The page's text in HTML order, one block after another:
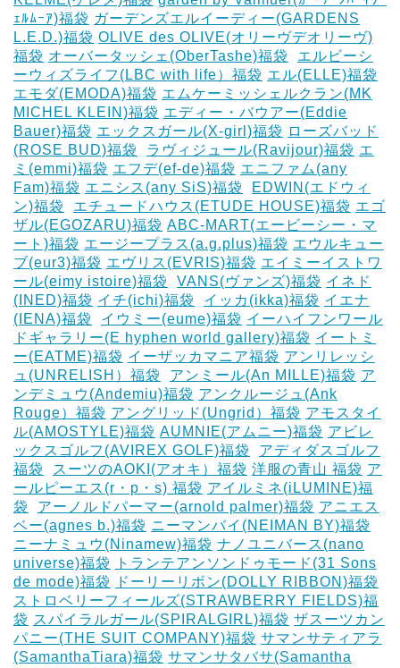
ｪﾙﾑｰｱ)福袋 ガーデンズエルイーディー(GARDENS
L.E.D.)福袋 OLIVE des OLIVE(オリーヴデオリーヴ)
福袋 オーバータッシェ(OberTashe)福袋
エルビーシ
ーウィズライフ(LBC with life）福袋 エル(ELLE)福袋
エモダ(EMODA)福袋 エムケーミッシェルクラン(MK
MICHEL KLEIN)福袋 エディー・バウアー(Eddie
Bauer)福袋 エックスガール(X-girl)福袋 ローズバッド
(ROSE BUD)福袋
ラヴィジュール(Ravijour)福袋 エ
ミ(emmi)福袋 エフデ(ef-de)福袋 エニファム(any
Fam)福袋 エニシス(any SiS)福袋
EDWIN(エドウィ
ン)福袋
エチュードハウス(ETUDE HOUSE)福袋 エゴ
ザル(EGOZARU)福袋 ABC-MART(エービーシー・マ
ート)福袋 エージープラス(a.g.plus)福袋 エウルキュー
ブ(eur3)福袋 エヴリス(EVRIS)福袋 エイミーイストワ
ール(eimy istoire)福袋
VANS(ヴァンズ)福袋 イネド
(INED)福袋 イチ(ichi)福袋 イッカ(ikka)福袋 イエナ
(IENA)福袋
イウミー(eume)福袋 イーハイフンワール
ドギャラリー(E hyphen world gallery)福袋 イートミ
ー(EATME)福袋 イーザッカマニア福袋 アンリレッシ
ュ(UNRELISH）福袋
アンミール(An MILLE)福袋 ア
ンデミュウ(Andemiu)福袋 アンクルージュ(Ank
Rouge）福袋 アングリッド(Ungrid）福袋 アモスタイ
ル(AMOSTYLE)福袋 AUMNIE(アムニー)福袋 アビレ
ックスゴルフ(AVIREX GOLF)福袋
アディダスゴルフ
福袋
スーツのAOKI(アオキ）福袋 洋服の青山 福袋 ア
ールピーエス(r・p・s) 福袋 アイルミネ(iLUMINE)福
袋
アーノルドパーマー(arnold palmer)福袋 アニエス
ベー(agnes b.)福袋 ニーマンバイ(NEIMAN BY)福袋
ニーナミュウ(Ninamew)福袋 ナノユニバース(nano
universe)福袋
トランテアンソンドゥモード(31 Sons
de mode)福袋
ドーリーリボン(DOLLY RIBBON)福袋
ストロベリーフィールズ(STRAWBERRY FIELDS)福
袋 スパイラルガール(SPIRALGIRL)福袋 ザスーツカン
パニー(THE SUIT COMPANY)福袋 サマンサティアラ
(SamanthaTiara)福袋 サマンサタバサ(Samantha